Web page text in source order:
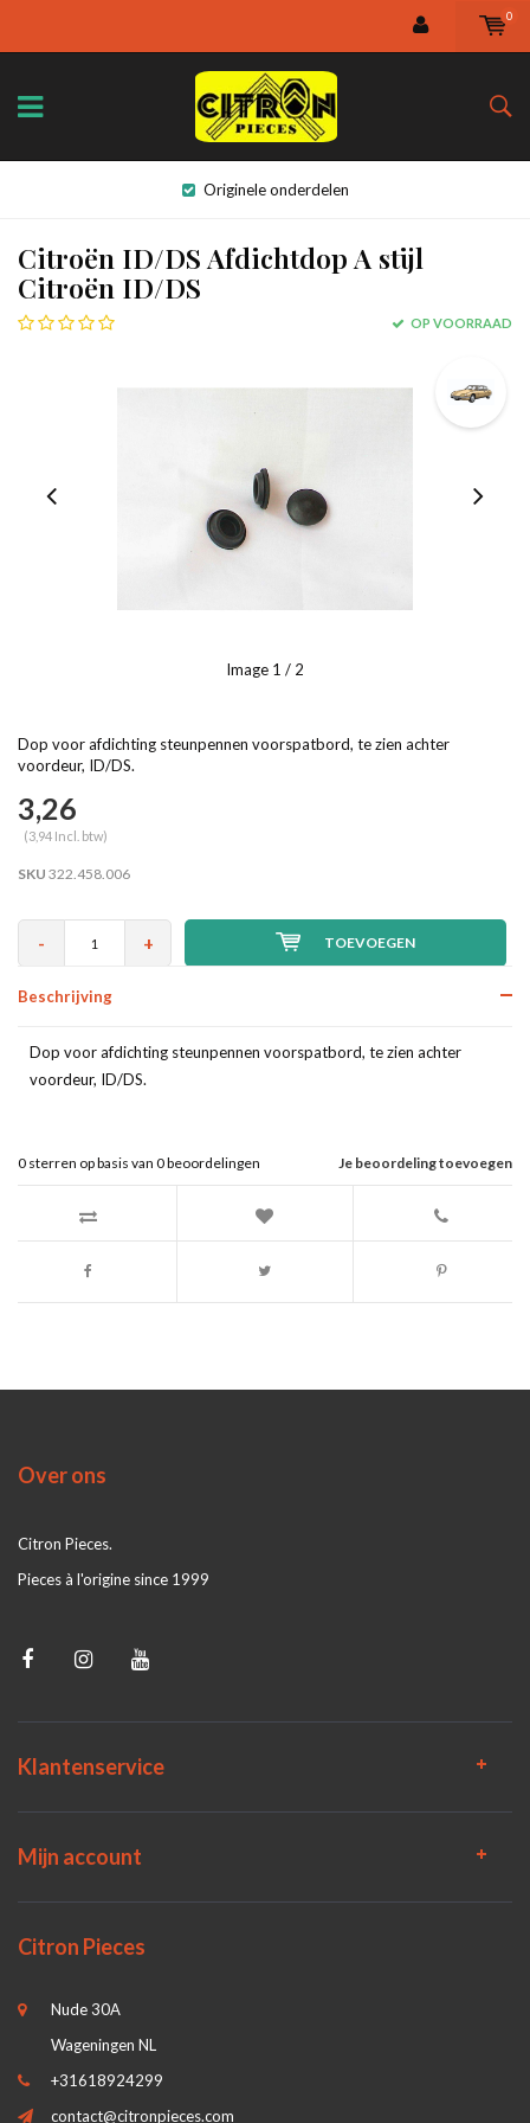
0
Originele onderdelen
Citroën ID/DS Afdichtdop A stijl
Citroën ID/DS
OP VOORRAAD
Image 1 / 2
Dop voor afdichting steunpennen voorspatbord, te zien achter
voordeur, ID/DS.
3,26
(3,94 Incl. btw)
SKU 322.458.006
- + TOEVOEGEN
Beschrijving
Dop voor afdichting steunpennen voorspatbord, te zien achter
voordeur, ID/DS.
Je beoordeling toevoegen
0 sterren op basis van 0beoordelingen
Over ons
Citron Pieces.
Pieces à l'origine since 1999
Klantenservice
Mijn account
Citron Pieces
Nude 30A
Wageningen NL
+31618924299
contact@citronpieces.com